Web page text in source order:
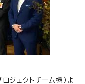
ジェクトチーム様）よ